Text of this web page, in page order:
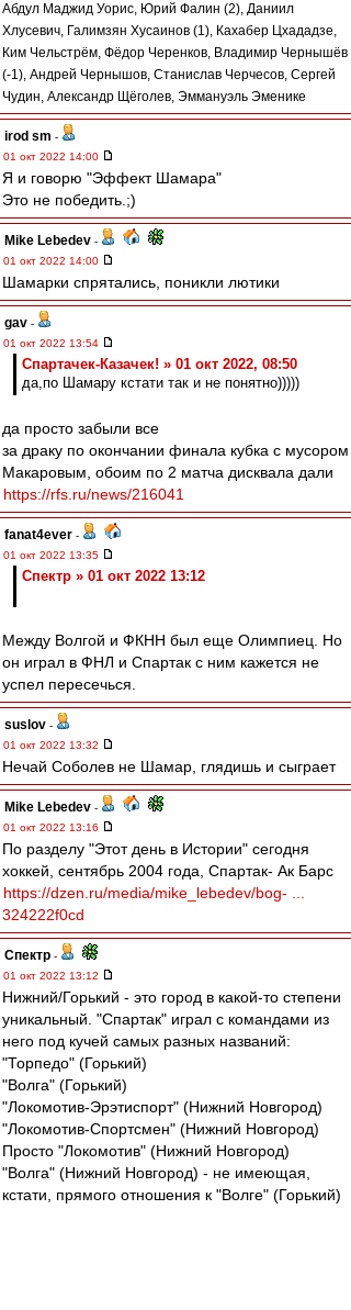
Абдул Маджид Уорис, Юрий Фалин (2), Даниил
Хлусевич, Галимзян Хусаинов (1), Кахабер Цхададзе,
Ким Чельстрём, Фёдор Черенков, Владимир Чернышёв
(-1), Андрей Чернышов, Станислав Черчесов, Сергей
Чудин, Александр Щёголев, Эммануэль Эменике
irod sm -
01 окт 2022 14:00
Я и говорю "Эффект Шамара"
Это не победить.;)
Mike Lebedev -
01 окт 2022 14:00
Шамарки спрятались, поникли лютики
gav -
01 окт 2022 13:54
Спартачек-Казачек! » 01 окт 2022, 08:50
да,по Шамару кстати так и не понятно)))))
да просто забыли все
за драку по окончании финала кубка с мусором
Макаровым, обоим по 2 матча дисквала дали
https://rfs.ru/news/216041
fanat4ever -
01 окт 2022 13:35
Спектр » 01 окт 2022 13:12
Между Волгой и ФКНН был еще Олимпиец. Но
он играл в ФНЛ и Спартак с ним кажется не
успел пересечься.
suslov -
01 окт 2022 13:32
Нечай Соболев не Шамар, глядишь и сыграет
Mike Lebedev -
01 окт 2022 13:16
По разделу "Этот день в Истории" сегодня
хоккей, сентябрь 2004 года, Спартак- Ак Барс
https://dzen.ru/media/mike_lebedev/bog- ...
324222f0cd
Спектр -
01 окт 2022 13:12
Нижний/Горький - это город в какой-то степени
уникальный. "Спартак" играл с командами из
него под кучей самых разных названий:
"Торпедо" (Горький)
"Волга" (Горький)
"Локомотив-Эрэтиспорт" (Нижний Новгород)
"Локомотив-Спортсмен" (Нижний Новгород)
Просто "Локомотив" (Нижний Новгород)
"Волга" (Нижний Новгород) - не имеющая,
кстати, прямого отношения к "Волге" (Горький)